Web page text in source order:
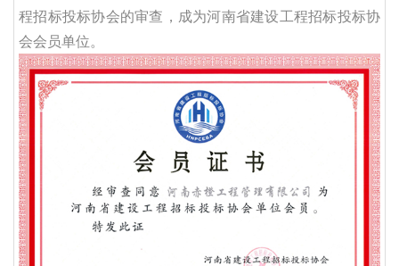
程招标投标协会的审查，成为河南省建设工程招标投标协
会会员单位。